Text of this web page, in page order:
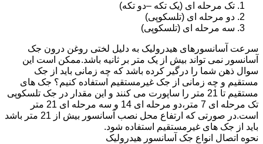
تک مرحله ای (یک تکه –دو تکه)
دو مرحله ای (تلسکوپی)
سه مرحله ای (تلسکوپی)
سرعت آسانسورهای هیدرولیک به دلیل لختی روغن درون جک
آسانسور نمی تواند بیش از یک متر بر ثانیه باشد.ممکن است این
سوال ذهن شما را درگیر کرده باشد که چه زمانی باید از جک
مستقیم و چه زمانی از جک غیرمستقیم استفاده کنیم؟ جک های
مستقیم تا 21 متر را ساپورت می کنند و این مقدار در جک تلسکوپی
تک مرحله ای 7 متر،دو مرحله ای 14 و سه مرحله ای 21 متر
است.در صورتی که ارتفاع محل نصب آسانسور بیش از 21 متر باشد
باید از جک های غیرمستقیم استفاده شود.
نحوه اتصال انواع جک آسانسور هیدرولیک